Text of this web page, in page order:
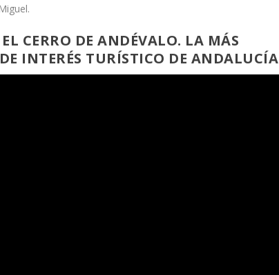
Miguel.
CERRO DE ANDÉVALO. LA MÁS
INTERÉS TURÍSTICO DE ANDALUCÍA